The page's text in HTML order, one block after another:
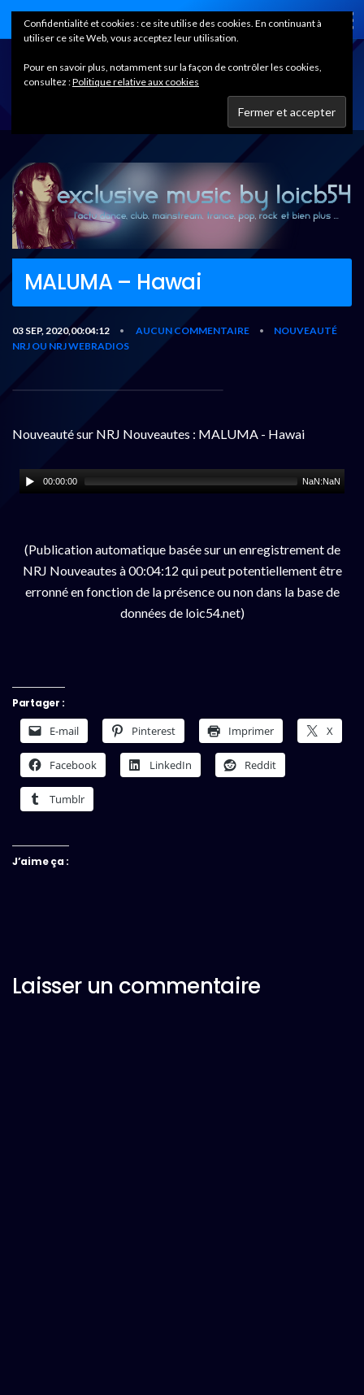
Home
MALUMA – Hawai
03 SEP, 2020,00:04:12 • AUCUN COMMENTAIRE •
NOUVEAUTÉ
NRJ OU NRJ WEBRADIOS
Nouveauté sur NRJ Nouveautes : MALUMA - Hawai
00:00:00 NaN:NaN
(Publication automatique basée sur un enregistrement de
NRJ Nouveautes à 00:04:12 qui peut potentiellement être
erronné en fonction de la présence ou non dans la base de
données de loic54.net)
Partager :
E-mail Pinterest Imprimer X
Facebook LinkedIn Reddit
Tumblr
J’aime ça :
Laisser un commentaire
Confidentialité et cookies : ce site utilise des cookies. En continuant à
utiliser ce site Web, vous acceptez leur utilisation.
Pour en savoir plus, notamment sur la façon de contrôler les cookies,
consultez :Politique relative aux cookies